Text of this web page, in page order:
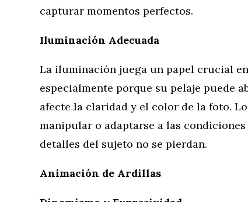
capturar momentos perfectos.
Iluminación Adecuada
La iluminación juega un papel crucial
especialmente porque su pelaje puede
afecte la claridad y el color de la foto.
manipular o adaptarse a las
detalles del sujeto no se pierdan.
Animación de Ardillas